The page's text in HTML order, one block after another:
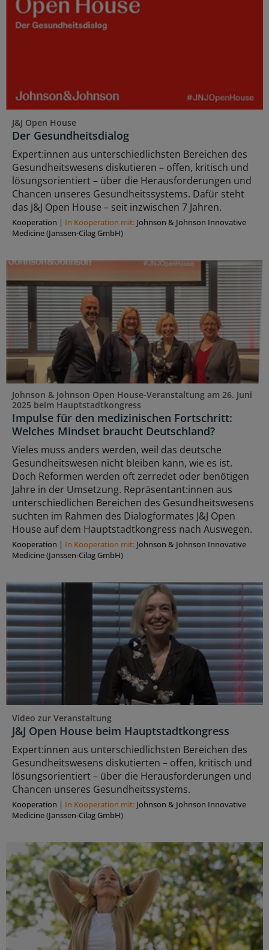
J&J Open House
Der Gesundheitsdialog
Expert:innen aus unterschiedlichsten Bereichen des
Gesundheitswesens diskutieren – offen, kritisch und
lösungsorientiert – über die Herausforderungen und
Chancen unseres Gesundheitssystems. Dafür steht
das J&J Open House – seit inzwischen 7 Jahren.
Kooperation | In Kooperation mit: Johnson & Johnson Innovative
Medicine (Janssen-Cilag GmbH)
Johnson & Johnson Open House-Veranstaltung am 26. Juni
2025 beim Hauptstadtkongress
Impulse für den medizinischen Fortschritt:
Welches Mindset braucht Deutschland?
Vieles muss anders werden, weil das deutsche
Gesundheitswesen nicht bleiben kann, wie es ist.
Doch Reformen werden oft zerredet oder benötigen
Jahre in der Umsetzung. Repräsentant:innen aus
unterschiedlichen Bereichen des Gesundheitswesens
suchten im Rahmen des Dialogformates J&J Open
House auf dem Hauptstadtkongress nach Auswegen.
Kooperation | In Kooperation mit: Johnson & Johnson Innovative
Medicine (Janssen-Cilag GmbH)
Video zur Veranstaltung
J&J Open House beim Hauptstadtkongress
Expert:innen aus unterschiedlichsten Bereichen des
Gesundheitswesens diskutierten – offen, kritisch und
lösungsorientiert – über die Herausforderungen und
Chancen unseres Gesundheitssystems.
Kooperation | In Kooperation mit: Johnson & Johnson Innovative
Medicine (Janssen-Cilag GmbH)